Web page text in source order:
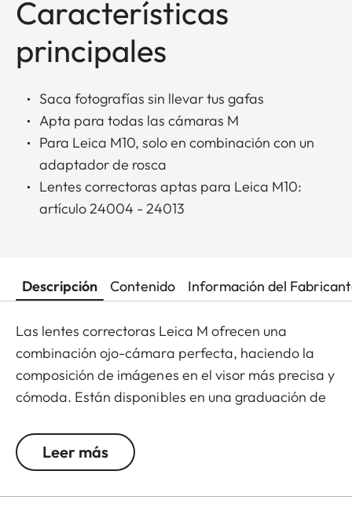
Características
principales
Saca fotografías sin llevar tus gafas
Apta para todas las cámaras M
Para Leica M10, solo en combinación con un
adaptador de rosca
Lentes correctoras aptas para Leica M10:
artículo 24004 - 24013
Descripción Contenido Información del
Las lentes correctoras Leica M ofrecen una
combinación ojo-cámara perfecta, haciendo la
composición de imágenes en el visor más precisa y
cómoda. Están disponibles en una graduación de
visores Leica M están programados por defecto en
-0,5 dioptrías para garantizar una visión cómoda
Leer más